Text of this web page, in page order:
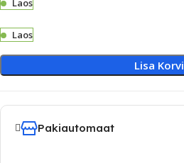
Laos
Laos
Lisa Korvi
Pakiautomaat